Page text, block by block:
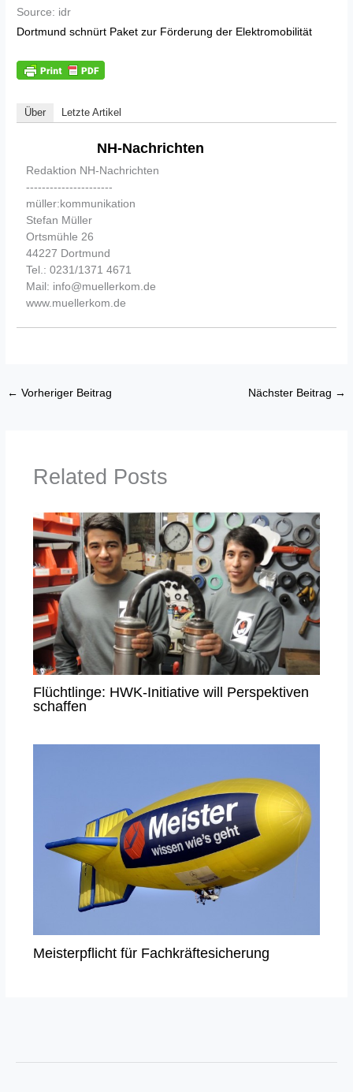
Source: idr
Dortmund schnürt Paket zur Förderung der Elektromobilität
Über Letzte Artikel
NH-Nachrichten
Redaktion NH-Nachrichten
----------------------
müller:kommunikation
Stefan Müller
Ortsmühle 26
44227 Dortmund
Tel.: 0231/1371 4671
Mail: info@muellerkom.de
www.muellerkom.de
← Vorheriger Beitrag Nächster Beitrag →
Related Posts
Flüchtlinge: HWK-Initiative will Perspektiven
schaffen
Meisterpflicht für Fachkräftesicherung